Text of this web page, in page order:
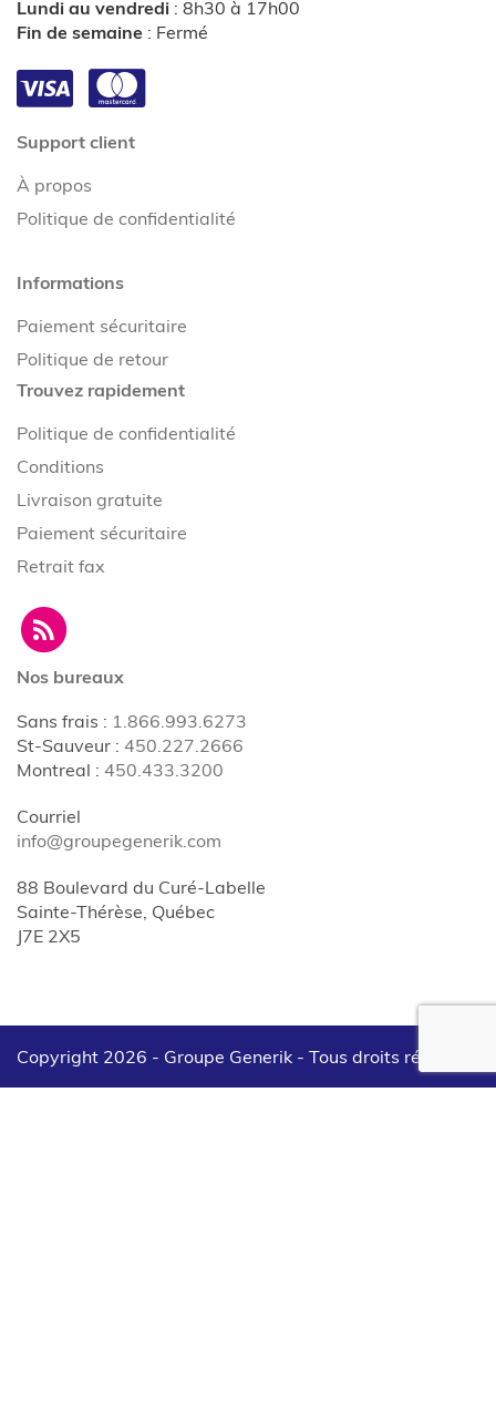
Lundi au vendredi : 8h30 à 17h00
Fin de semaine : Fermé
Support client
À propos
Politique de confidentialité
Informations
Paiement sécuritaire
Politique de retour
Trouvez rapidement
Politique de confidentialité
Conditions
Livraison gratuite
Paiement sécuritaire
Retrait fax
Nos bureaux
Sans frais : 1.866.993.6273
St-Sauveur : 450.227.2666
Montreal : 450.433.3200
Courriel
info@groupegenerik.com
88 Boulevard du Curé-Labelle
Sainte-Thérèse, Québec
J7E 2X5
Copyright 2026 - Groupe Generik - Tous droits réservés